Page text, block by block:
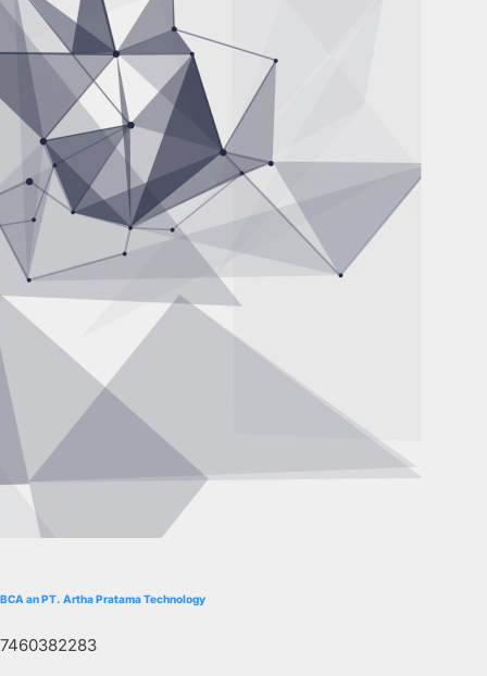
BCA an PT. Artha Pratama Technology
7460382283